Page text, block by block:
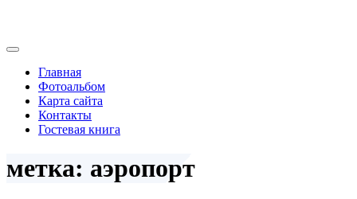
Главная
Фотоальбом
Карта сайта
Контакты
Гостевая книга
метка: аэропорт